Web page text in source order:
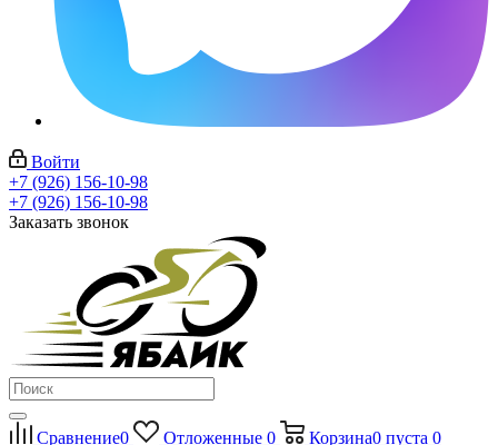
Войти
+7 (926) 156-10-98
+7 (926) 156-10-98
Заказать звонок
Сравнение0 Отложенные 0 Корзина0 пуста 0